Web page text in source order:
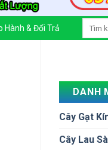
Hành & Đổi Trả
DANH
Cây Gạt
Cây Lau